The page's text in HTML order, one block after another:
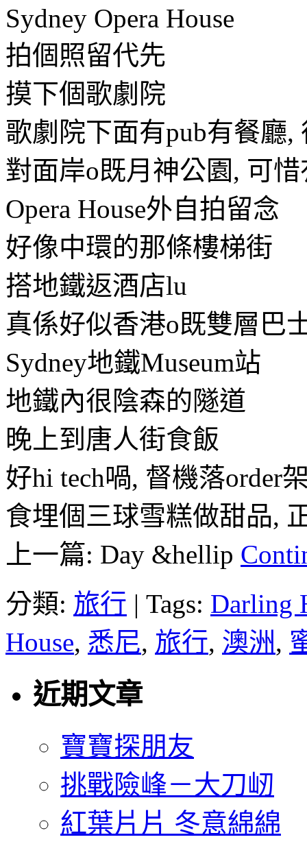
Sydney Opera House
拍個照留代先
摸下個歌劇院
歌劇院下面有pub有餐廳,
對面岸o既月神公園, 可
Opera House外自拍留念
好像中環的那條樓梯街
搭地鐵返酒店lu
真係好似香港o既雙層巴
Sydney地鐵Museum站
地鐵內很陰森的隧道
晚上到唐人街食飯
好hi tech喎, 督機落order
食埋個三球雪糕做甜品,
上一篇: Day &hellip
分類: 旅行 | Tags: Darling
House, 悉尼, 旅行, 澳洲,
近期文章
寶寶探朋友
挑戰險峰－大刀屻
紅葉片片 冬意綿綿